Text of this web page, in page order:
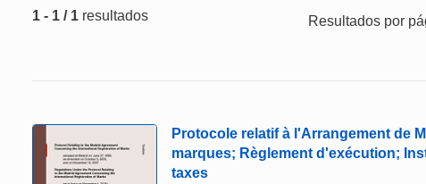
1 - 1 / 1 resultados Resultados por
Protocole relatif à l'Arrangement de
marques; Règlement d'exécution;
taxes